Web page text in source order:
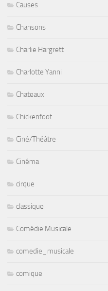
Causes
Chansons
Charlie Hargrett
Charlotte Yanni
Chateaux
Chickenfoot
Ciné/Théâtre
Cinéma
cirque
classique
Comédie Musicale
comedie_musicale
comique